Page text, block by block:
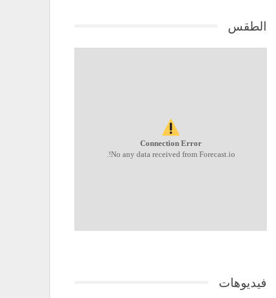
الطقس
Connection Error
No any data received from Forecast.io!.
فيديوهات